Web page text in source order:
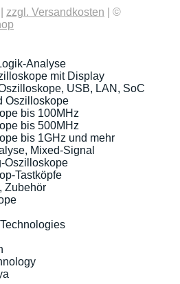
zzgl. Versandkosten | ©
Analyse
mit Display
USB, LAN, SoC
Oszilloskope
bis 100MHz
bis 500MHz
bis 1GHz und mehr
Mixed-Signal
Oszilloskope
Tastköpfe
Zubehör